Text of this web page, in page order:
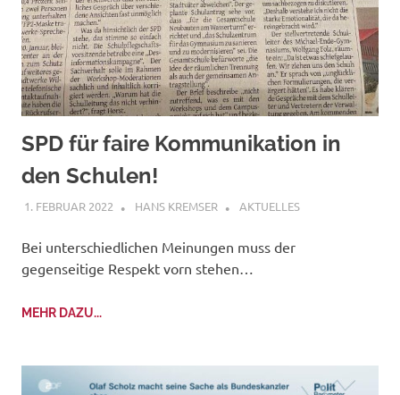
SPD für faire Kommunikation in
den Schulen!
1. FEBRUAR 2022 HANS KREMSER AKTUELLES
Bei unterschiedlichen Meinungen muss der
gegenseitige Respekt vorn stehen…
MEHR DAZU...